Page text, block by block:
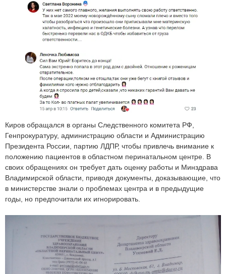
Киров обращался в органы Следственного комитета РФ,
Генпрокуратуру, администрацию области и Администрацию
Президента России, партию ЛДПР, чтобы привлечь внимание к
положению пациентов в областном перинатальном центре. В
своих обращениях он требует дать оценку работы и Минздрава
Владимирской области, приводя документы, доказывающие, что
в министерстве знали о проблемах центра и в предыдущие
годы, но предпочитали их игнорировать.